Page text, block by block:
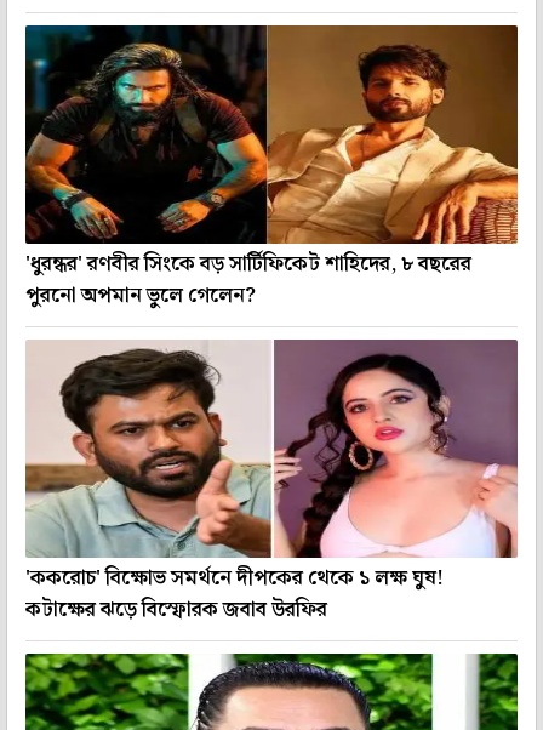
'ধুরন্ধর' রণবীর সিংকে বড় সার্টিফিকেট শাহিদের, ৮ বছরের
পুরনো অপমান ভুলে গেলেন?
'ককরোচ' বিক্ষোভ সমর্থনে দীপকের থেকে ১ লক্ষ ঘুষ!
কটাক্ষের ঝড়ে বিস্ফোরক জবাব উরফির